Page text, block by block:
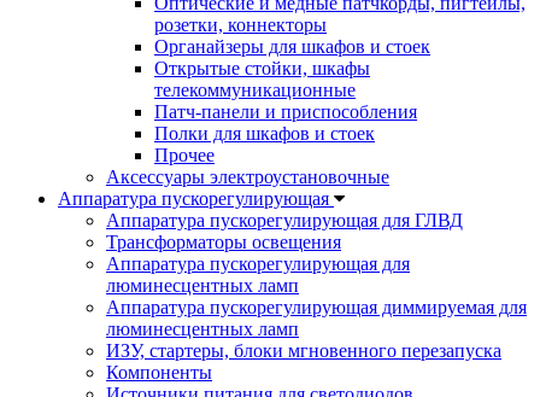
розетки, коннекторы
Органайзеры для шкафов и стоек
Открытые стойки, шкафы
телекоммуникационные
Патч-панели и приспособления
Полки для шкафов и стоек
Прочее
Аксессуары электроустановочные
Аппаратура пускорегулирующая
Аппаратура пускорегулирующая для ГЛВД
Трансформаторы освещения
Аппаратура пускорегулирующая для
люминесцентных ламп
Аппаратура пускорегулирующая диммируемая для
люминесцентных ламп
ИЗУ, стартеры, блоки мгновенного перезапуска
Компоненты